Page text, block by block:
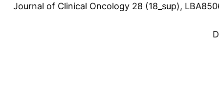
Journal of Clinical Oncology 28 (18_sup),